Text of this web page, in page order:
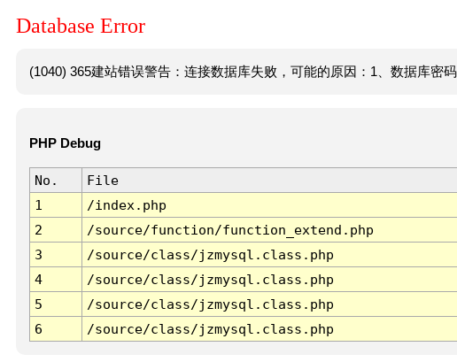
Database Error
(1040) 365建站错误警告：连接数据库失败，可能的原因：1、数据库密
PHP Debug
No. File
1
/index.php
2
/source/function/function_extend.php
3
/source/class/jzmysql.class.php
4
/source/class/jzmysql.class.php
5
/source/class/jzmysql.class.php
6
/source/class/jzmysql.class.php